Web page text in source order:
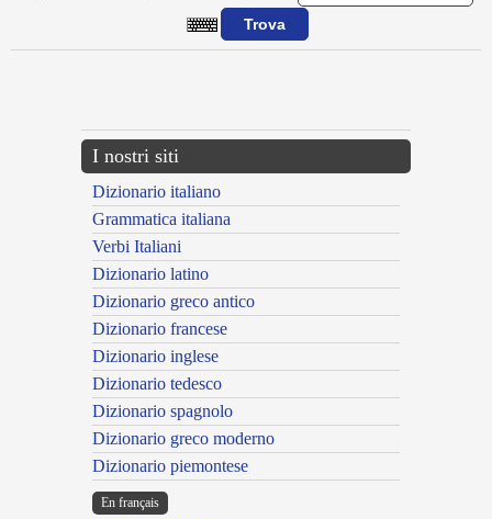
I nostri siti
Dizionario italiano
Grammatica italiana
Verbi Italiani
Dizionario latino
Dizionario greco antico
Dizionario francese
Dizionario inglese
Dizionario tedesco
Dizionario spagnolo
Dizionario greco moderno
Dizionario piemontese
En français